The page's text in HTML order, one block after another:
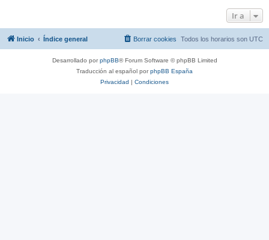
Ir a
Inicio Índice general Todos los horarios son UTC
Borrar cookies
Desarrollado porphpBB® Forum Software © phpBB Limited
Traducción al español porphpBB España
Privacidad | Condiciones